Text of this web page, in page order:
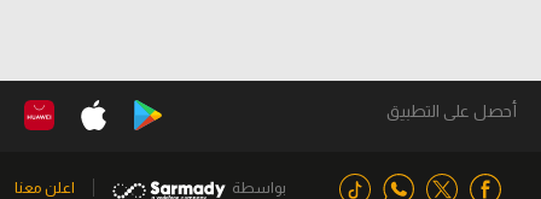
أحصل على التطبيق
بواسطة اعلن معنا